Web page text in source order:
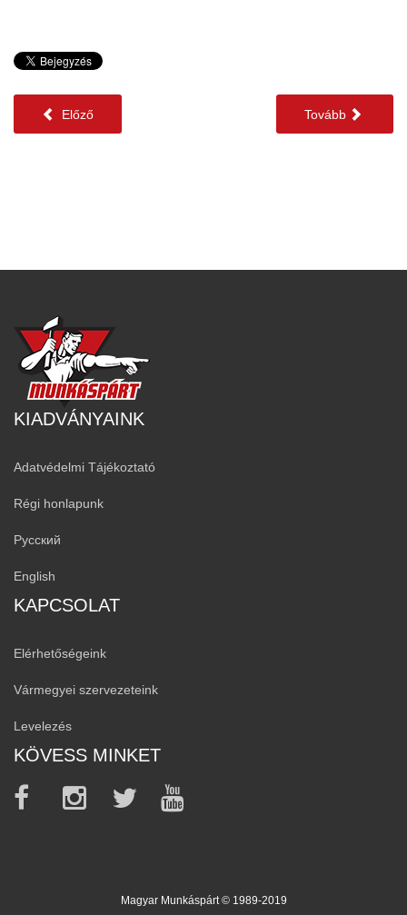
Előző Tovább
KIADVÁNYAINK
Adatvédelmi Tájékoztató
Régi honlapunk
Русский
English
KAPCSOLAT
Elérhetőségeink
Vármegyei szervezeteink
Levelezés
KÖVESS MINKET
Magyar Munkáspárt © 1989-2019